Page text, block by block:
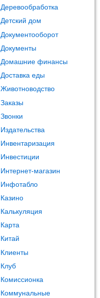
Деревообработка
Детский дом
Документооборот
Документы
Домашние финансы
Доставка еды
Животноводство
Заказы
Звонки
Издательства
Инвентаризация
Инвестиции
Интернет-магазин
Инфотабло
Казино
Калькуляция
Карта
Китай
Клиенты
Клуб
Комиссионка
Коммунальные